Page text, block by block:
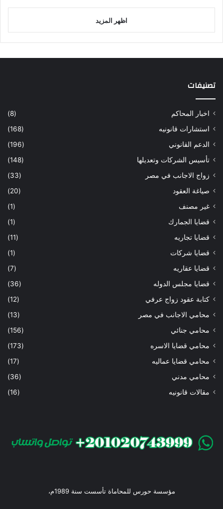
اظهر المزيد
تصنيفات
اخبار المحاكم
(8)
استشارات قانونيه
(168)
الدعم القانوني
(196)
تأسيس الشركات وتعديلها
(148)
زواج الاجانب في مصر
(33)
صياغة العقود
(20)
غير مصنف
(1)
قضايا الجمارك
(1)
قضايا تجاريه
(11)
قضايا شركات
(1)
قضايا عقاريه
(7)
قضايا مجلس الدوله
(36)
كتابة عقود زواج عرفي
(12)
محامي الاجانب في مصر
(13)
محامي جنائي
(156)
محامي قضايا الاسره
(173)
محامي قضايا عماليه
(17)
محامي مدني
(36)
مقالات قانونيه
(16)
مؤسسة حورس للمحاماة تأسست سنة 1989م،